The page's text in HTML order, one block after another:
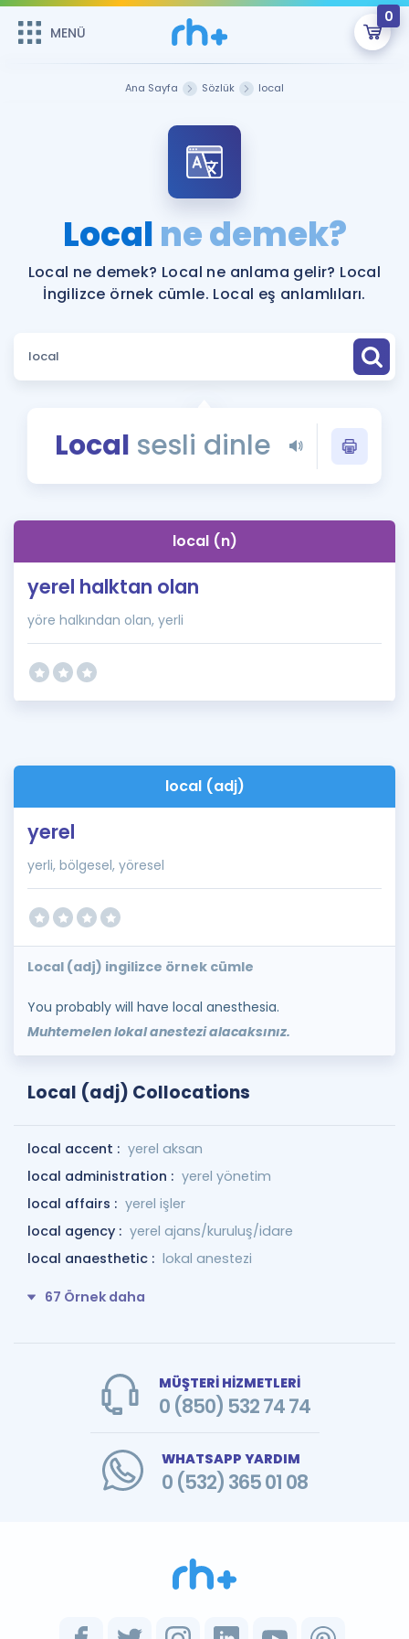
MENÜ
0
ÜYE DEĞİLİM
Sepetin Şu An Boş.
Remzi Hoca ile seni sınava hazırlayacak onlarca eğitim seni
bekliyor!
MENÜ
Faydalı Araçlar
Sözlük
Blog
İngilizce Gramer
Ana Sayfa Sözlük local
Localne demek?
Local ne demek? Local ne anlama gelir? Local
İngilizce örnek cümle. Local eş anlamlıları.
Local sesli dinle
local (n)
yerel halktan olan
yöre halkından olan, yerli
local (adj)
yerel
yerli, bölgesel, yöresel
Local (adj) ingilizce örnek cümle
You probably will have local anesthesia.
Muhtemelen lokal anestezi alacaksınız.
Local (adj) Collocations
local accent : yerel aksan
local administration : yerel yönetim
local affairs : yerel işler
local agency : yerel ajans/kuruluş/idare
local anaesthetic : lokal anestezi
67 Örnek daha
MÜŞTERİ HİZMETLERİ
0 (850) 532 74 74
WHATSAPP YARDIM
0 (532) 365 01 08